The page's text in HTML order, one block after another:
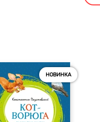
НОВИНКА